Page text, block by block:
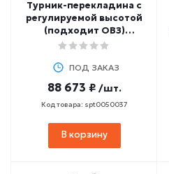
Турник-перекладина с
регулируемой высотой
(подходит ОВЗ)
ZAVODSPORTA W351 GTO
ПОД ЗАКАЗ
88 673 ₽ /шт.
Код товара: spt0050037
В корзину